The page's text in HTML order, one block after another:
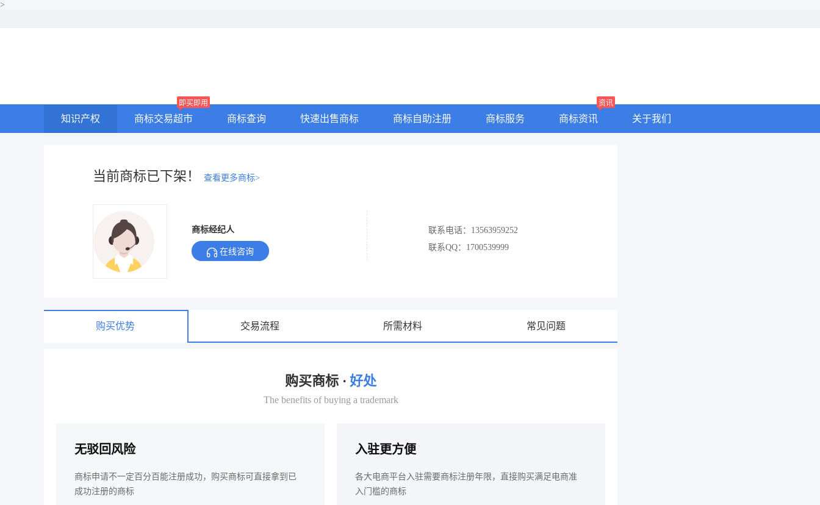
>
知识产权 商标交易超市
即买即用
商标查询 快速出售商标 商标自助注册 商标服务 商标资讯
资讯
关于我们
当前商标已下架！ 查看更多商标>
商标经纪人
在线咨询
联系电话：13563959252
联系QQ：1700539999
购买优势 交易流程 所需材料 常见问题
购买商标 · 好处
The benefits of buying a trademark
无驳回风险
商标申请不一定百分百能注册成功，购买商标可直接拿到已
成功注册的商标
入驻更方便
各大电商平台入驻需要商标注册年限，直接购买满足电商准
入门槛的商标